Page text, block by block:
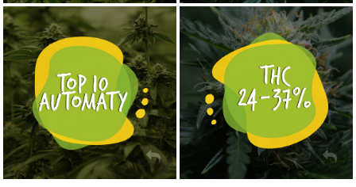
NASIONA MARIHUANY TOP 10 AUTOFLOWERING
KUP TERAZ MOCNE ODMIANY MARIHUANY THC OD 24 - 37%
KUP TERAZ